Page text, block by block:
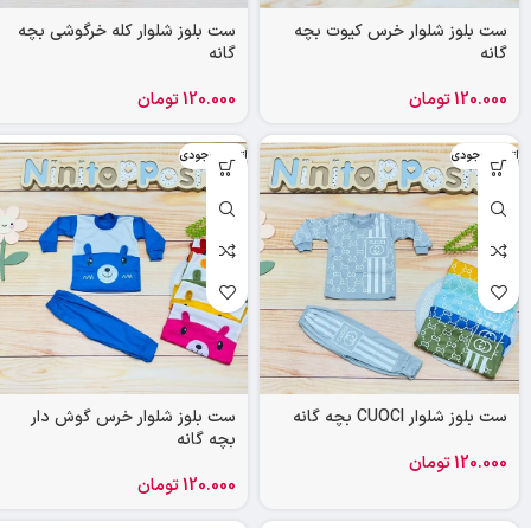
ست بلوز شلوار خرس کیوت بچه
گانه
120.000تومان
ست بلوز شلوار کله خرگوشی بچه
گانه
120.000تومان
اتمام موجودی
ست بلوز شلوار CUOCI بچه گانه
120.000تومان
اتمام موجودی
ست بلوز شلوار خرس گوش دار
بچه گانه
120.000تومان